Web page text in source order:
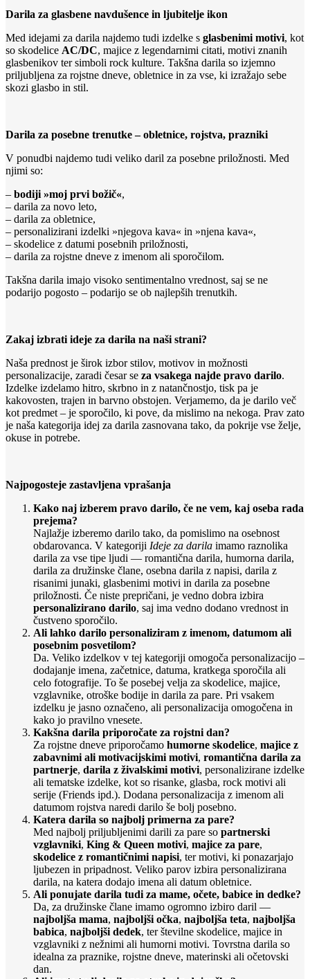
Darila za glasbene navdušence in ljubitelje ikon
Med idejami za darila najdemo tudi izdelke s glasbenimi motivi, kot
so skodelice AC/DC, majice z legendarnimi citati, motivi znanih
glasbenikov ter simboli rock kulture. Takšna darila so izjemno
priljubljena za rojstne dneve, obletnice in za vse, ki izražajo sebe
skozi glasbo in stil.
Darila za posebne trenutke – obletnice, rojstva, prazniki
V ponudbi najdemo tudi veliko daril za posebne priložnosti. Med
njimi so:
– bodiji »moj prvi božič«,
– darila za novo leto,
– darila za obletnice,
– personalizirani izdelki »njegova kava« in »njena kava«,
– skodelice z datumi posebnih priložnosti,
– darila za rojstne dneve z imenom ali sporočilom.
Takšna darila imajo visoko sentimentalno vrednost, saj se ne
podarijo pogosto – podarijo se ob najlepših trenutkih.
Zakaj izbrati ideje za darila na naši strani?
Naša prednost je širok izbor stilov, motivov in možnosti
personalizacije, zaradi česar se za vsakega najde pravo darilo.
Izdelke izdelamo hitro, skrbno in z natančnostjo, tisk pa je
kakovosten, trajen in barvno obstojen. Verjamemo, da je darilo več
kot predmet – je sporočilo, ki pove, da mislimo na nekoga. Prav zato
je naša kategorija idej za darila zasnovana tako, da pokrije vse želje,
okuse in potrebe.
Najpogosteje zastavljena vprašanja
Kako naj izberem pravo darilo, če ne vem, kaj oseba rada
prejema?
Najlažje izberemo darilo tako, da pomislimo na osebnost
obdarovanca. V kategoriji Ideje za darila imamo raznolika
darila za vse tipe ljudi — romantična darila, humorna darila,
darila za družinske člane, osebna darila z napisi, darila z
risanimi junaki, glasbenimi motivi in darila za posebne
priložnosti. Če niste prepričani, je vedno dobra izbira
personalizirano darilo, saj ima vedno dodano vrednost in
čustveno sporočilo.
Ali lahko darilo personaliziram z imenom, datumom ali
posebnim posvetilom?
Da. Veliko izdelkov v tej kategoriji omogoča personalizacijo –
dodajanje imena, začetnice, datuma, kratkega sporočila ali
celo fotografije. To še posebej velja za skodelice, majice,
vzglavnike, otroške bodije in darila za pare. Pri vsakem
izdelku je jasno označeno, ali personalizacija omogočena in
kako jo pravilno vnesete.
Kakšna darila priporočate za rojstni dan?
Za rojstne dneve priporočamo humorne skodelice, majice z
zabavnimi ali motivacijskimi motivi, romantična darila za
partnerje, darila z živalskimi motivi, personalizirane izdelke
ali tematske izdelke, kot so risanke, glasba, rock motivi ali
serije (Friends ipd.). Dodana personalizacija z imenom ali
datumom rojstva naredi darilo še bolj posebno.
Katera darila so najbolj primerna za pare?
Med najbolj priljubljenimi darili za pare so partnerski
vzglavniki, King & Queen motivi, majice za pare,
skodelice z romantičnimi napisi, ter motivi, ki ponazarjajo
ljubezen in pripadnost. Veliko parov izbira personalizirana
darila, na katera dodajo imena ali datum obletnice.
Ali ponujate darila tudi za mame, očete, babice in dedke?
Da, za družinske člane imamo ogromno izbiro daril —
najboljša mama, najboljši očka, najboljša teta, najboljša
babica, najboljši dedek, ter številne skodelice, majice in
vzglavniki z nežnimi ali humorni motivi. Tovrstna darila so
idealna za praznike, rojstne dneve, materinski ali očetovski
dan.